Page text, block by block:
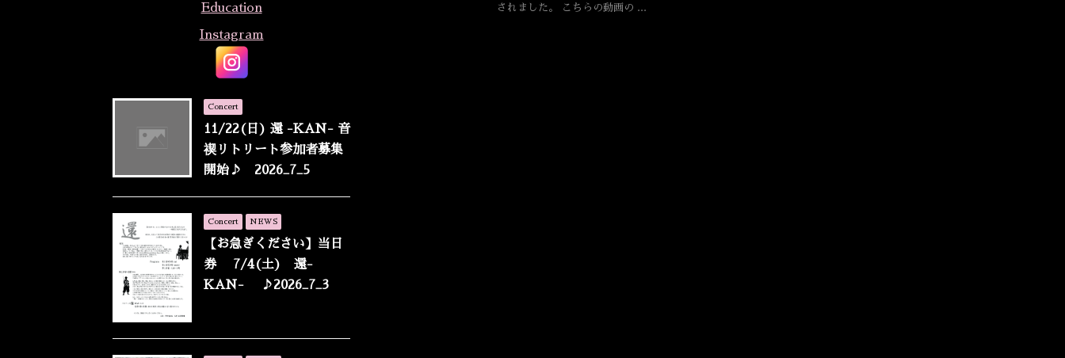
されました。 こちらの動画の ...
Education
Instagram
Concert
11/22(日) 還 -KAN- 音
禊リトリート参加者募集
開始♪ 2026_7_5
Concert NEWS
【お急ぎください】当日
券 7/4(土) 還-
KAN- ♪2026_7_3